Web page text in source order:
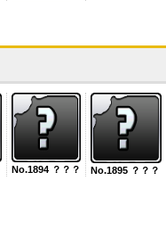
No.1894 ？？？ No.1895 ？？？